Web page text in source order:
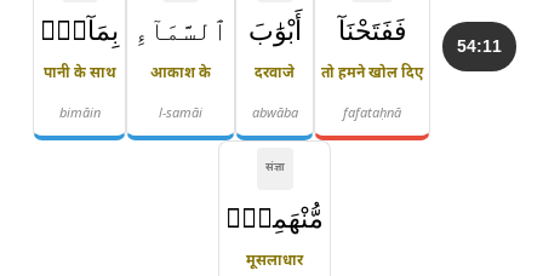
54:11 فَفَتَحْنَآ
तो हमने खोल दिए
fafataḥnā
أَبْوَٰبَ
दरवाजे
abwāba
ٱلسَّمَآءِ
आकाश के
l-samāi
بِمَآءٍۢ
पानी के साथ
bimāin
संज्ञा
مُّنْهَمِرٍۢ
मूसलाधार